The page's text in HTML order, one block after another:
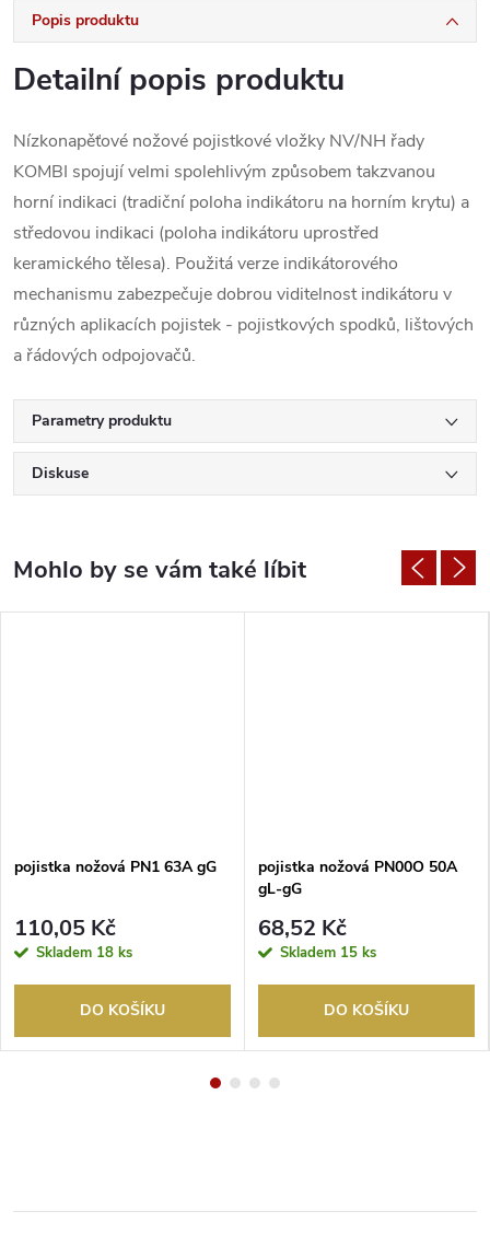
Popis produktu
Detailní popis produktu
Nízkonapěťové nožové pojistkové vložky NV/NH řady
KOMBI spojují velmi spolehlivým způsobem takzvanou
horní indikaci (tradiční poloha indikátoru na horním krytu) a
středovou indikaci (poloha indikátoru uprostřed
keramického tělesa). Použitá verze indikátorového
mechanismu zabezpečuje dobrou viditelnost indikátoru v
různých aplikacích pojistek - pojistkových spodků, lištových
a řádových odpojovačů.
Parametry produktu
Diskuse
pojistka nožová PN1 63A gG
110,05 Kč
Skladem 18 ks
DO KOŠÍKU
pojistka nožová PN00O 50A
gL-gG
68,52 Kč
Skladem 15 ks
DO KOŠÍKU